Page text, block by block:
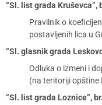
“Sl. list grada Kruševca”,
Pravilnik o
postavljenih lica u
“Sl. glasnik grada
Odluka o izmeni i
(na teritoriji opštine
“Sl. list grada Loznice”,